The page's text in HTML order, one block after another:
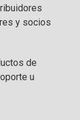
y socios
de
u